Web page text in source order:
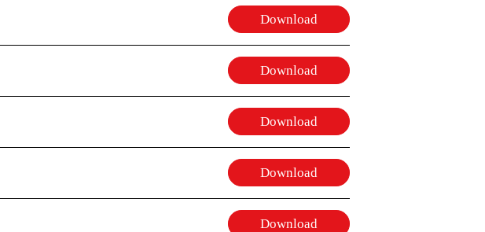
Download
Download
Download
Download
Download